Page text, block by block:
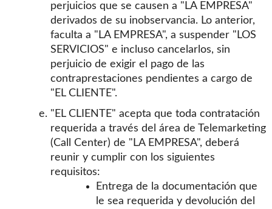
perjuicios que se causen a "LA EMPRESA"
derivados de su inobservancia. Lo anterior,
faculta a "LA EMPRESA", a suspender "LOS
SERVICIOS" e incluso cancelarlos, sin
perjuicio de exigir el pago de las
contraprestaciones pendientes a cargo de
"EL CLIENTE".
"EL CLIENTE" acepta que toda contratación
requerida a través del área de Telemarketing
(Call Center) de "LA EMPRESA", deberá
reunir y cumplir con los siguientes
requisitos:
Entrega de la documentación que
le sea requerida y devolución del